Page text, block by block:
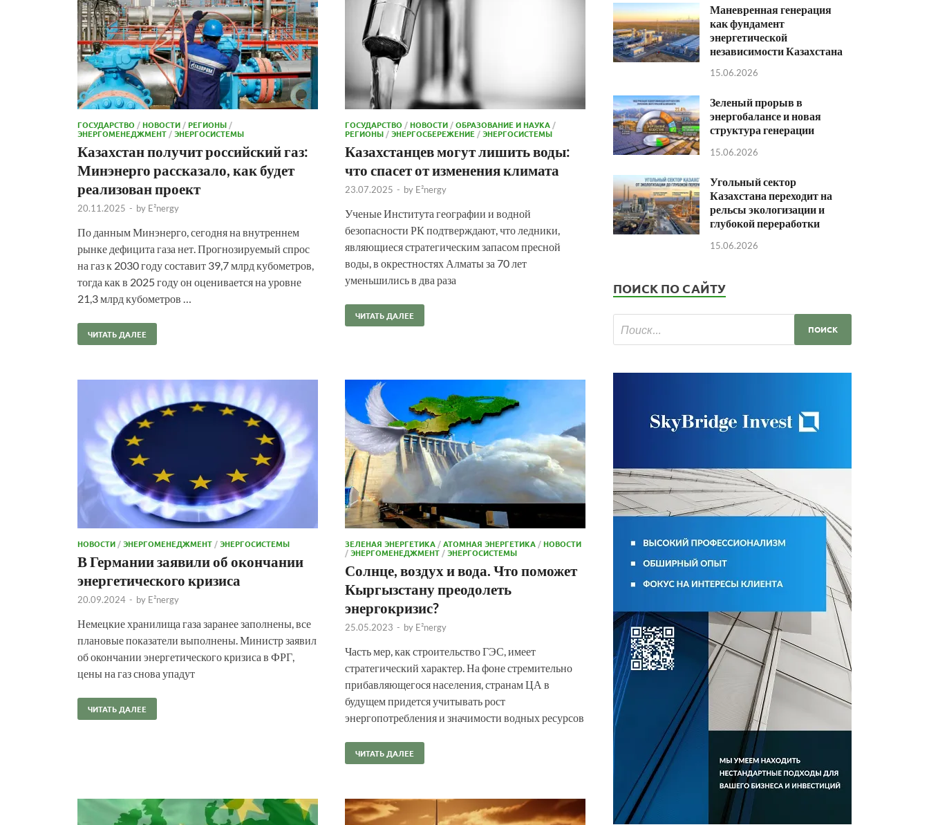
ГОСУДАРСТВО /НОВОСТИ /РЕГИОНЫ /
ЭНЕРГОМЕНЕДЖМЕНТ /ЭНЕРГОСИСТЕМЫ
Казахстан получит российский газ:
Минэнерго рассказало, как будет
реализован проект
20.11.2025 - by E²nergy
По данным Минэнерго, сегодня на внутреннем
рынке дефицита газа нет. Прогнозируемый спрос
на газ к 2030 году составит 39,7 млрд кубометров,
тогда как в 2025 году он оценивается на уровне
21,3 млрд кубометров …
ЧИТАТЬ ДАЛЕЕ
ГОСУДАРСТВО /НОВОСТИ /ОБРАЗОВАНИЕ И НАУКА /
РЕГИОНЫ /ЭНЕРГОСБЕРЕЖЕНИЕ /ЭНЕРГОСИСТЕМЫ
Казахстанцев могут лишить воды:
что спасет от изменения климата
23.07.2025 - by E²nergy
Ученые Института географии и водной
безопасности РК подтверждают, что ледники,
являющиеся стратегическим запасом пресной
воды, в окрестностях Алматы за 70 лет
уменьшились в два раза
ЧИТАТЬ ДАЛЕЕ
НОВОСТИ /ЭНЕРГОМЕНЕДЖМЕНТ /ЭНЕРГОСИСТЕМЫ
В Германии заявили об окончании
энергетического кризиса
20.09.2024 - by E²nergy
Немецкие хранилища газа заранее заполнены, все
плановые показатели выполнены. Министр заявил
об окончании энергетического кризиса в ФРГ,
цены на газ снова упадут
ЧИТАТЬ ДАЛЕЕ
ЗЕЛЕНАЯ ЭНЕРГЕТИКА /АТОМНАЯ ЭНЕРГЕТИКА /НОВОСТИ
/ЭНЕРГОМЕНЕДЖМЕНТ /ЭНЕРГОСИСТЕМЫ
Солнце, воздух и вода. Что поможет
Кыргызстану преодолеть
энергокризис?
25.05.2023 - by E²nergy
Часть мер, как строительство ГЭС, имеет
стратегический характер. На фоне стремительно
прибавляющегося населения, странам ЦА в
будущем придется учитывать рост
энергопотребления и значимости водных ресурсов
ЧИТАТЬ ДАЛЕЕ
Маневренная генерация
как фундамент
энергетической
независимости Казахстана
15.06.2026
Зеленый прорыв в
энергобалансе и новая
структура генерации
15.06.2026
Угольный сектор
Казахстана переходит на
рельсы экологизации и
глубокой переработки
15.06.2026
ПОИСК ПО САЙТУ